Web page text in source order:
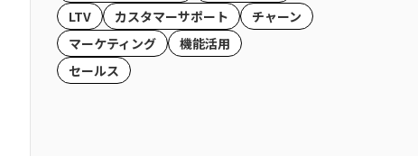
LTV
カスタマーサポート
チャーン
マーケティング
機能活用
セールス